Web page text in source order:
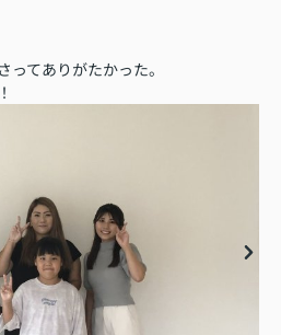
てありがたかった。